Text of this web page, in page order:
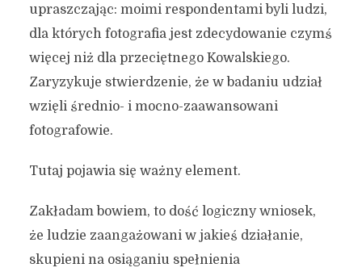
upraszczając: moimi respondentami byli ludzi,
dla których fotografia jest zdecydowanie czymś
więcej niż dla przeciętnego Kowalskiego.
Zaryzykuje stwierdzenie, że w badaniu udział
wzięli średnio- i mocno-zaawansowani
fotografowie.
Tutaj pojawia się ważny element.
Zakładam bowiem, to dość logiczny wniosek,
że ludzie zaangażowani w jakieś działanie,
skupieni na osiąganiu spełnienia